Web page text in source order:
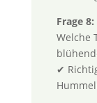
Frage 8:
Welche
✔